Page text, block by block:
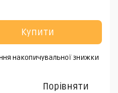
Купити
накопичувальної знижки
Порівняти